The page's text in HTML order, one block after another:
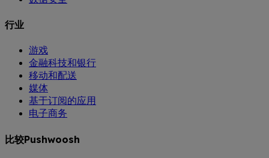
行业
游戏
金融科技和银行
移动和配送
媒体
基于订阅的应用
电子商务
比较Pushwoosh